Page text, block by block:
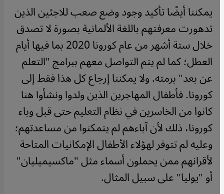
يمكننا أيضًا تأكيد وجود وضع صعب للاجئين الذين
تدهورت معرفتهم باللغة الألمانية بصورة لا تصدق
خلال ستة أشهر من عام كورونا 2020 بما فيها أيام
العطل؛ كما لم يتم التواصل معهم ببرامج "التعلم
عن بعد" برمته. ولا يمكننا إرجاع كل هذا فقط إلى
كورونا. فأطفال المهاجرين الذين ولدوا ونشأوا هنا
كانوا من الخاسرين في نظام التعليم حتى قبل وباء
كورونا، ذلك لأن آباءهم لم يتمكنوا من مساعدتهم؛
وعليه لم تتوفر لهؤلاء الأطفال الإمكانيات المتاحة
لأقرانهم ممن يحملون أسماء مثل "ماكسيميليان"
أو "يوليا" على سبيل المثال.